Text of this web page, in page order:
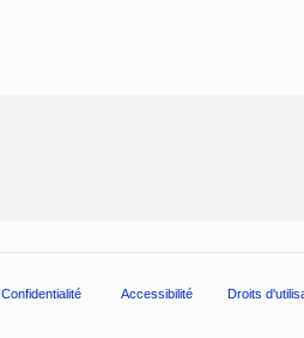
Confidentialité Accessibilité Droits